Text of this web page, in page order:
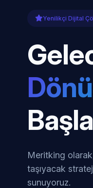
Yenilikçi Dijital
Meritking
taşıyacak
sunuyoruz.